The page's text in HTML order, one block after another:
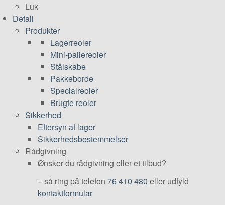
Luk
Detail
Produkter
Lagerreoler
Mini-pallereoler
Stålskabe
Pakkeborde
Specialreoler
Brugte reoler
Sikkerhed
Eftersyn af lager
Sikkerhedsbestemmelser
Rådgivning
Ønsker du rådgivning eller et tilbud?
– så ring på telefon 76 410 480 eller udfyld
kontaktformular